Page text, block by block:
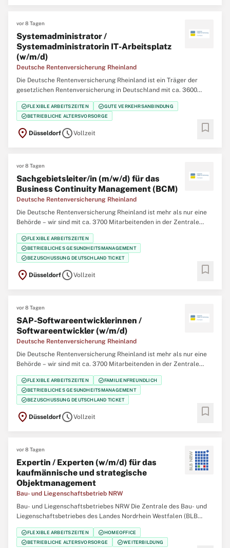
vor 8 Tagen
Systemadministrator /
Systemadministratorin IT-Arbeitsplatz
(w/m/d)
Deutsche Rentenversicherung Rheinland
Die Deutsche Rentenversicherung Rheinland ist ein Träger der
gesetzlichen Rentenversicherung in Deutschland mit ca. 3600
Mitarbeiterinnen und Mitarbeitern in der Hauptverwaltung in
Düsseldorf, 12 regionalen Service-Zentren im Bereich der
Regierungsbezirke Düsseldorf und Köln und 5
check_circleFLEXIBLE ARBEITSZEITEN check_circleGUTE VERKEHRSANBINDUNG
check_circleBETRIEBLICHE ALTERSVORSORGE
location_on DüsseldorfscheduleVollzeit bookmark
vor 8 Tagen
Sachgebietsleiter/in (m/w/d) für das
Business Continuity Management (BCM)
Deutsche Rentenversicherung Rheinland
Die Deutsche Rentenversicherung Rheinland ist mehr als nur eine
Behörde – wir sind mit ca. 3700 Mitarbeitenden in der Zentrale
(Düsseldorf), 12 regionalen Service-Zentren und einem eigenem
Klinikverbund mit 5 Rehabilitationskliniken einer der größten
Regionalträger der gesetzlichen
check_circleFLEXIBLE ARBEITSZEITEN
check_circleBETRIEBLICHES GESUNDHEITSMANAGEMENT
check_circleBEZUSCHUSSUNG DEUTSCHLAND TICKET
location_on DüsseldorfscheduleVollzeit bookmark
vor 8 Tagen
SAP-Softwareentwicklerinnen /
Softwareentwickler (w/m/d)
Deutsche Rentenversicherung Rheinland
Die Deutsche Rentenversicherung Rheinland ist mehr als nur eine
Behörde – wir sind mit ca. 3700 Mitarbeitenden in der Zentrale
(Düsseldorf), 12 regionalen Service-Zentren und einem eigenem
Klinikverbund mit 5 Rehabilitationskliniken einer der größten
Regionalträger der gesetzlichen
check_circleFLEXIBLE ARBEITSZEITEN check_circleFAMILIENFREUNDLICH
check_circleBETRIEBLICHES GESUNDHEITSMANAGEMENT
check_circleBEZUSCHUSSUNG DEUTSCHLAND TICKET
location_on DüsseldorfscheduleVollzeit bookmark
vor 8 Tagen
Expertin / Experten (w/m/d) für das
kaufmännische und strategische
Objektmanagement
Bau- und Liegenschaftsbetrieb NRW
Bau- und Liegenschaftsbetriebes NRW Die Zentrale des Bau- und
Liegenschaftsbetriebes des Landes Nordrhein Westfalen (BLB
NRW) sucht zum nächstmöglichen Zeitpunkt eine/n Expertin /
Experten (w/m/d) für das kaufmännische und strategische
Objektmanagement Der Bau- und Liegenschaftsbetrieb
check_circleFLEXIBLE ARBEITSZEITEN check_circleHOMEOFFICE
check_circleBETRIEBLICHE ALTERSVORSORGE check_circleWEITERBILDUNG